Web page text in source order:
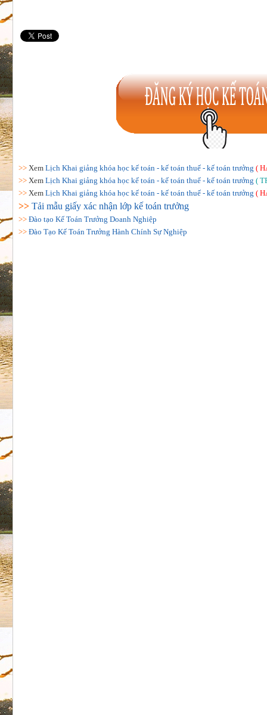
>> Xem Lịch Khai giảng khóa học kế toán - kế toán thuế - kế toán trưởng (
>> Xem Lịch Khai giảng khóa học kế toán - kế toán thuế - kế toán trưởng (
>> Xem Lịch Khai giảng khóa học kế toán - kế toán thuế - kế toán trưởng (
>> Tải mẫu giấy xác nhận lớp kế toán trưởng
>> Đào tạo Kế Toán Trưởng Doanh Nghiệp
>> Đào Tạo Kế Toán Trưởng Hành Chính Sự Nghiệp